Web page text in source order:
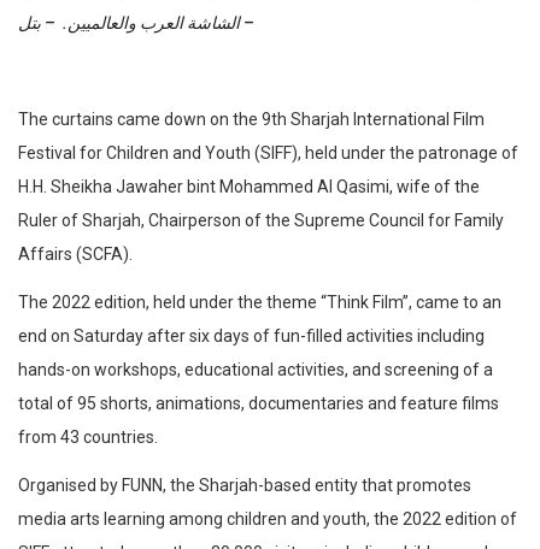
الشاشة العرب والعالميين. – بتل –
The curtains came down on the 9th Sharjah International Film
Festival for Children and Youth (SIFF), held under the patronage of
H.H. Sheikha Jawaher bint Mohammed Al Qasimi, wife of the
Ruler of Sharjah, Chairperson of the Supreme Council for Family
Affairs (SCFA).
The 2022 edition, held under the theme “Think Film”, came to an
end on Saturday after six days of fun-filled activities including
hands-on workshops, educational activities, and screening of a
total of 95 shorts, animations, documentaries and feature films
from 43 countries.
Organised by FUNN, the Sharjah-based entity that promotes
media arts learning among children and youth, the 2022 edition of